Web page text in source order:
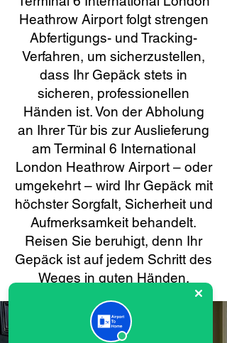
Heathrow Airport folgt strengen
Abfertigungs- und Tracking-
Verfahren, um sicherzustellen,
dass Ihr Gepäck stets in
sicheren, professionellen
Händen ist. Von der Abholung
an Ihrer Tür bis zur Auslieferung
am Terminal 6 International
London Heathrow Airport – oder
umgekehrt – wird Ihr Gepäck mit
höchster Sorgfalt, Sicherheit und
Aufmerksamkeit behandelt.
Reisen Sie beruhigt, denn Ihr
Gepäck ist auf jedem Schritt des
Weges in guten Händen.